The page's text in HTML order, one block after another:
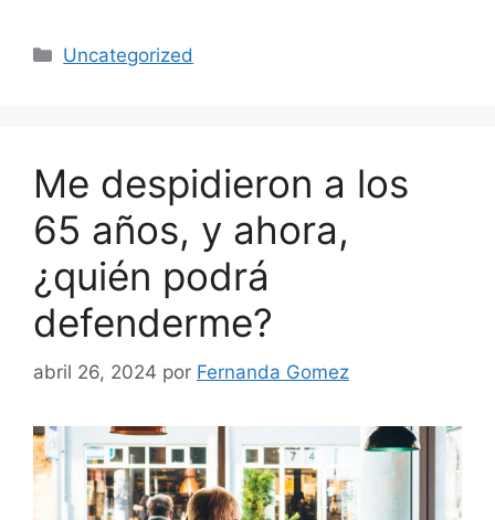
Uncategorized
Me despidieron a los
65 años, y ahora,
¿quién podrá
defenderme?
abril 26, 2024 por Fernanda Gomez